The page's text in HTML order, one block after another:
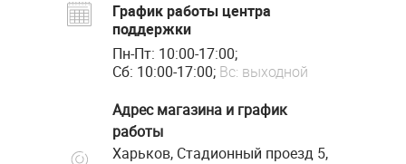
График работы центра
поддержки
Пн-Пт: 10:00-17:00;
Сб: 10:00-17:00; Вс: выходной
Адрес магазина и график
работы
Харьков, Стадионный проезд 5,